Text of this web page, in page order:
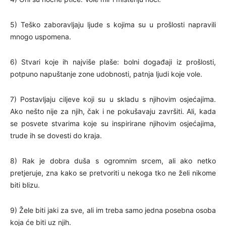
5) Teško zaboravljaju ljude s kojima su u prošlosti napravili
mnogo uspomena.
6) Stvari koje ih najviše plaše: bolni događaji iz prošlosti,
potpuno napuštanje zone udobnosti, patnja ljudi koje vole.
7) Postavljaju ciljeve koji su u skladu s njihovim osjećajima.
Ako nešto nije za njih, čak i ne pokušavaju završiti. Ali, kada
se posvete stvarima koje su inspirirane njihovim osjećajima,
trude ih se dovesti do kraja.
8) Rak je dobra duša s ogromnim srcem, ali ako netko
pretjeruje, zna kako se pretvoriti u nekoga tko ne želi nikome
biti blizu.
9) Žele biti jaki za sve, ali im treba samo jedna posebna osoba
koja će biti uz njih.